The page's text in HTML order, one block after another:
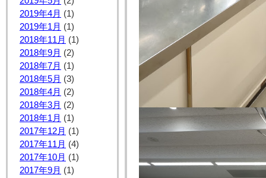
2019年4月 (1)
2019年1月 (1)
2018年11月 (1)
2018年9月 (2)
2018年7月 (1)
2018年5月 (3)
2018年4月 (2)
2018年3月 (2)
2018年1月 (1)
2017年12月 (1)
2017年11月 (4)
2017年10月 (1)
2017年9月 (1)